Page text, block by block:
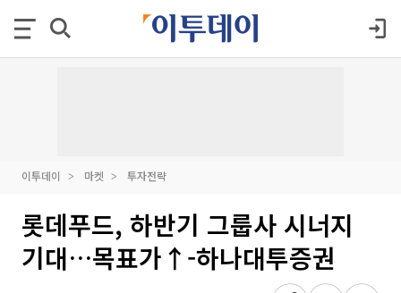
이투데이 마켓 투자전략
롯데푸드, 하반기 그룹사 시너지
기대…목표가↑-하나대투증권